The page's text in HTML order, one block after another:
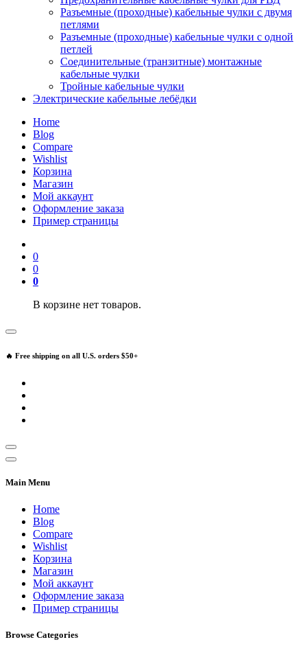
Разъемные (проходные) кабельные чулки с двумя
петлями
Разъемные (проходные) кабельные чулки с одной
петлей
Соединительные (транзитные) монтажные
кабельные чулки
Тройные кабельные чулки
Электрические кабельные лебёдки
Home
Blog
Compare
Wishlist
Корзина
Магазин
Мой аккаунт
Оформление заказа
Пример страницы
0
0
0
В корзине нет товаров.
🔥 Free shipping on all U.S. orders $50+
Main Menu
Home
Blog
Compare
Wishlist
Корзина
Магазин
Мой аккаунт
Оформление заказа
Пример страницы
Browse Categories